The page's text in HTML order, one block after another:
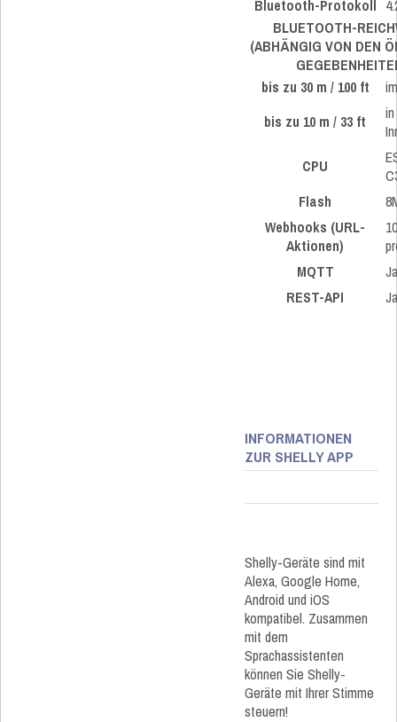
Bluetooth-Protokoll
BLUETOOTH-
(ABHÄNGIG VON DEN
bis zu 30 m / 100 ft
bis zu 10 m / 33 ft
in
CPU
Flash
Webhooks (URL-
Aktionen)
MQTT
Ja
REST-API
Ja
INFORMATIONEN
ZUR SHELLY APP
Shelly-Geräte sind mit
Alexa, Google Home,
Android und iOS
kompatibel. Zusammen
mit dem
Sprachassistenten
können Sie Shelly-
Geräte mit Ihrer Stimme
steuern!